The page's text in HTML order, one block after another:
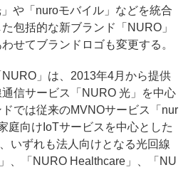
や「nuroモバイル」などを統合
包括的な新ブランド「NURO」
せてブランドロゴも変更する。
」は、2013年4月から提供
信サービス「NURO 光」を中心
では従来のMVNOサービス「nur
庭向けIoTサービスを中心とした
いずれも法人向けとなる光回線
、「NURO Healthcare」、「NU